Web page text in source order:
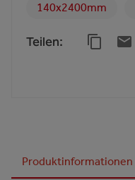
140x2400mm
Teilen:
Produktinformationen